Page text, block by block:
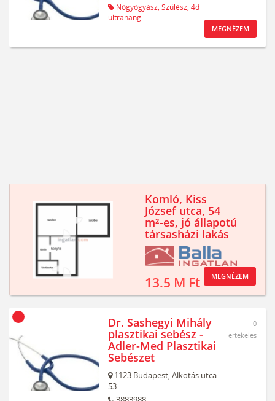
Nőgyógyász, Szülész, 4d
ultrahang
MEGNÉZEM
Komló, Kiss
József utca, 54
m²-es, jó állapotú
társasházi lakás
13.5 M Ft MEGNÉZEM
Dr. Sashegyi Mihály
plasztikai sebész -
Adler-Med Plasztikai
Sebészet
1123 Budapest,Alkotás utca
53
0
értékelés